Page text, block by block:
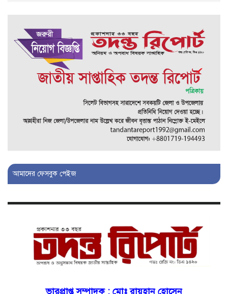
বিআইডিসি’তে ১৫ বছরের দখলদারিত্ব
কিশোরীকে যৌনপীড়নের পর
ভ্রূণহত্যার অপচেষ্টা, গোয়াইনঘাট জুড়ে
চাঞ্চল্য!
মোগলাবাজার থানা কার কবলে?
গোয়াইনঘাটে বিজিবির নাম ভাঙিয়ে
ঘুষের রাজত্ব!
যন্ত্র বিকলের বাহানা: বেসরকারির
শোষণে জিম্মি ওসমানীর রোগীরা!
শাহপরানের পর মোগলাবাজারেও ওসি
আমাদের ফেসবুক পেইজ
ভারপ্রাপ্ত সম্পাদক : মোঃ রায়হান হোসেন